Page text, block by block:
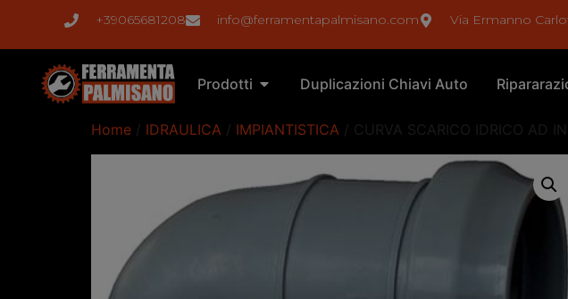
+39065681208 info@ferramentapalmisano.com Via Ermanno
Prodotti Duplicazioni Chiavi Auto
Home / IDRAULICA / IMPIANTISTICA / CURVA SCARICO IDRICO AD